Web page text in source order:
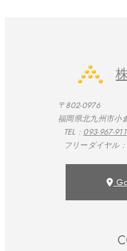
〒802-0976
福岡県北九州市小
TEL : 093-967-
フリーダイヤル :